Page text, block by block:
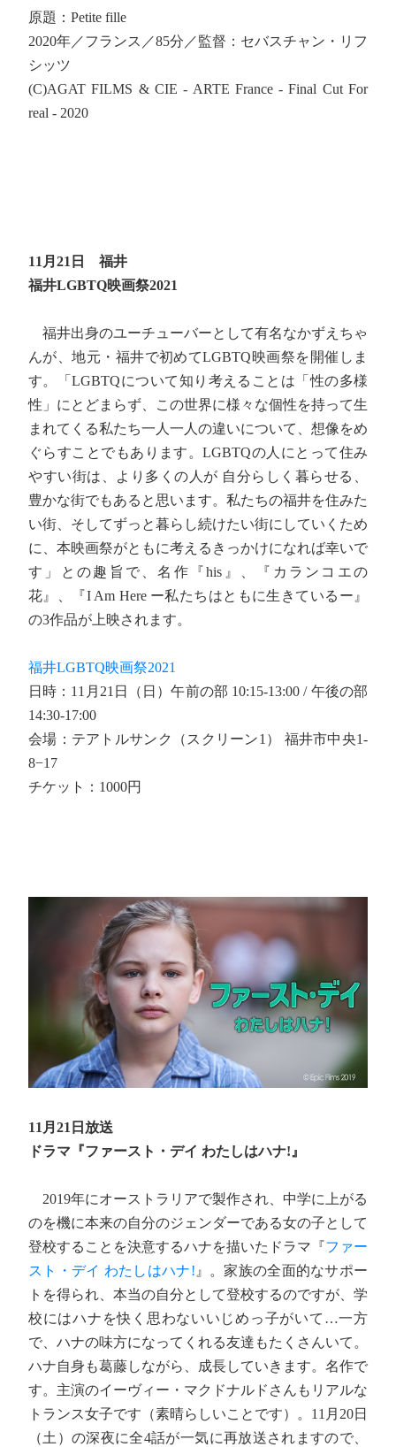
原題：Petite fille
2020年／フランス／85分／監督：セバスチャン・リフ
シッツ
(C)AGAT FILMS & CIE - ARTE France - Final Cut For
real - 2020
11月21日 福井
福井LGBTQ映画祭2021
福井出身のユーチューバーとして有名なかずえちゃ
んが、地元・福井で初めてLGBTQ映画祭を開催しま
す。「LGBTQについて知り考えることは「性の多様
性」にとどまらず、この世界に様々な個性を持って生
まれてくる私たち一人一人の違いについて、想像をめ
ぐらすことでもあります。LGBTQの人にとって住み
やすい街は、より多くの人が 自分らしく暮らせる、
豊かな街でもあると思います。私たちの福井を住みた
い街、そしてずっと暮らし続けたい街にしていくため
に、本映画祭がともに考えるきっかけになれば幸いで
す」との趣旨で、名作『his』、『カランコエの
花』、『I Am Here ー私たちはともに生きているー』
の3作品が上映されます。
福井LGBTQ映画祭2021
日時：11月21日（日）午前の部 10:15-13:00 / 午後の部
14:30-17:00
会場：テアトルサンク（スクリーン1） 福井市中央1-
8−17
チケット：1000円
11月21日放送
ドラマ『ファースト・デイ わたしはハナ!』
2019年にオーストラリアで製作され、中学に上がる
のを機に本来の自分のジェンダーである女の子として
登校することを決意するハナを描いたドラマ『ファー
スト・デイ わたしはハナ! 』。家族の全面的なサポー
トを得られ、本当の自分として登校するのですが、学
校にはハナを快く思わないいじめっ子がいて…一方
で、ハナの味方になってくれる友達もたくさんいて。
ハナ自身も葛藤しながら、成長していきます。名作で
す。主演のイーヴィー・マクドナルドさんもリアルな
トランス女子です（素晴らしいことです）。11月20日
（土）の深夜に全4話が一気に再放送されますので、